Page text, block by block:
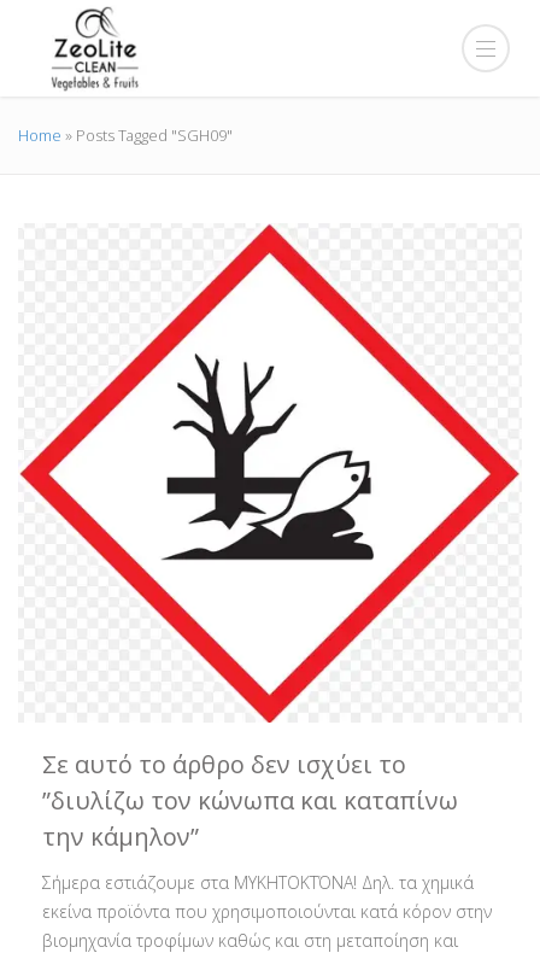
Home » Posts Tagged "SGH09"
Σε αυτό το άρθρο δεν ισχύει το
”διυλίζω τον κώνωπα και καταπίνω
την κάμηλον”
Σήμερα εστιάζουμε στα ΜΥΚΗΤΟΚΤΌΝΑ! Δηλ. τα χημικά
εκείνα προϊόντα που χρησιμοποιούνται κατά κόρον στην
βιομηχανία τροφίμων καθώς και στη μεταποίηση και